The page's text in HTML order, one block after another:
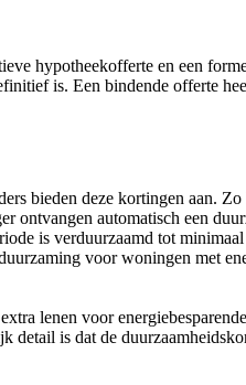
hypotheekofferte en een
is. Een bindende offerte
bieden deze kortingen aan.
automatisch een
is verduurzaamd tot
voor woningen met
lenen voor
is dat de